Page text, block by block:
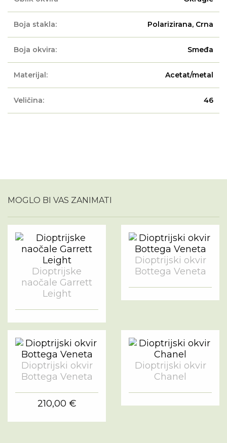
Boja stakla: Polarizirana, Crna
Boja okvira: Smeđa
Materijal: Acetat/metal
Veličina: 46
MOGLO BI VAS ZANIMATI
Dioptrijske
naočale Garrett
Leight
Dioptrijski okvir
Bottega Veneta
Dioptrijski okvir
Bottega Veneta
210,00 €
Dioptrijski okvir
Chanel